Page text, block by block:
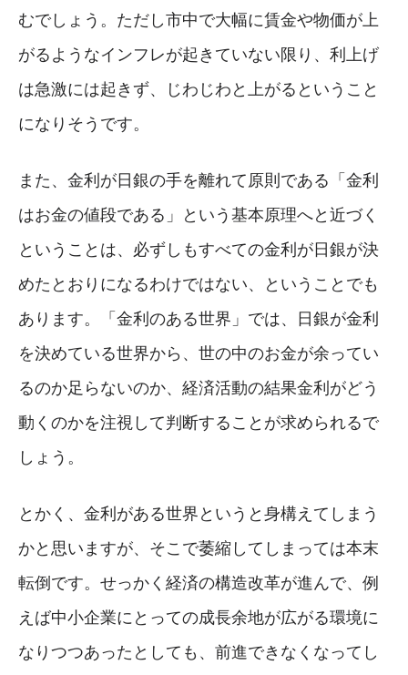
むでしょう。ただし市中で大幅に賃金や物価が上
がるようなインフレが起きていない限り、利上げ
は急激には起きず、じわじわと上がるということ
になりそうです。
また、金利が日銀の手を離れて原則である「金利
はお金の値段である」という基本原理へと近づく
ということは、必ずしもすべての金利が日銀が決
めたとおりになるわけではない、ということでも
あります。「金利のある世界」では、日銀が金利
を決めている世界から、世の中のお金が余ってい
るのか足らないのか、経済活動の結果金利がどう
動くのかを注視して判断することが求められるで
しょう。
とかく、金利がある世界というと身構えてしまう
かと思いますが、そこで萎縮してしまっては本末
転倒です。せっかく経済の構造改革が進んで、例
えば中小企業にとっての成長余地が広がる環境に
なりつつあったとしても、前進できなくなってし